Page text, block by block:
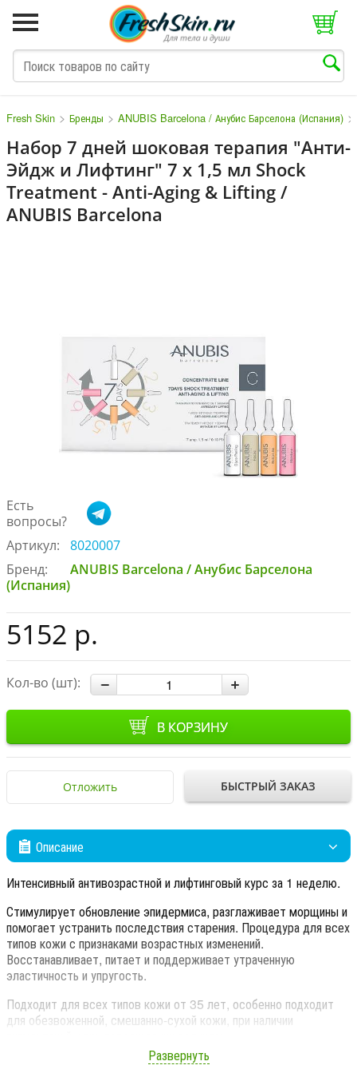
Fresh Skin > Бренды > ANUBIS Barcelona / Анубис Барселона (Испания) >
Набор 7 дней шоковая терапия "Анти-
Эйдж и Лифтинг" 7 х 1,5 мл Shock
Treatment - Anti-Aging & Lifting /
ANUBIS Barcelona
Есть
вопросы?
Артикул:
8020007
Бренд:
ANUBIS Barcelona / Анубис Барселона
(Испания)
5152 р.
Кол-во (шт):
В КОРЗИНУ
Отложить БЫСТРЫЙ ЗАКАЗ
Описание
Интенсивный антивозрастной и лифтинговый курс за 1 неделю.
Стимулирует обновление эпидермиса, разглаживает морщины и
помогает устранить последствия старения. Процедура для всех
типов кожи с признаками возрастных изменений.
Восстанавливает, питает и поддерживает утраченную
эластичность и упругость.
Подходит для всех типов кожи от 35 лет, особенно подходит
для обезвоженной, смешанно-сухой кожи, при наличии
Развернуть
M N O P Q S T V W